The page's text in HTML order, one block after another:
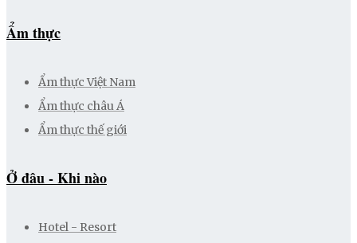
Ẩm thực
Ẩm thực Việt Nam
Ẩm thực châu Á
Ẩm thực thế giới
Ở đâu - Khi nào
Hotel - Resort